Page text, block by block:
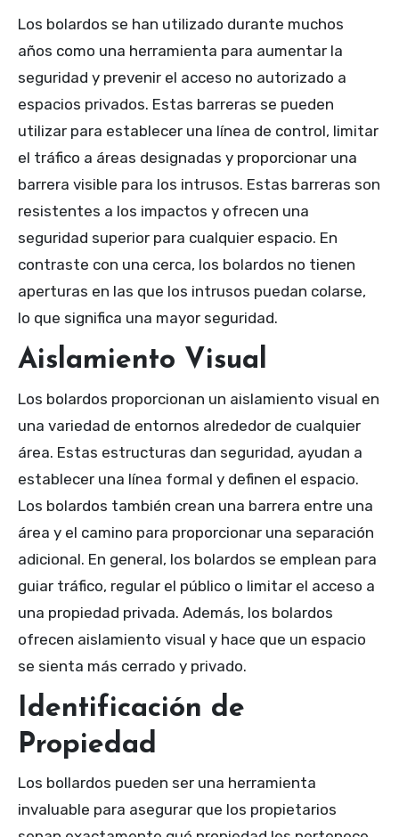
Los bolardos se han utilizado durante muchos
años como una herramienta para aumentar la
seguridad y prevenir el acceso no autorizado a
espacios privados. Estas barreras se pueden
utilizar para establecer una línea de control, limitar
el tráfico a áreas designadas y proporcionar una
barrera visible para los intrusos. Estas barreras son
resistentes a los impactos y ofrecen una
seguridad superior para cualquier espacio. En
contraste con una cerca, los bolardos no tienen
aperturas en las que los intrusos puedan colarse,
lo que significa una mayor seguridad.
Aislamiento Visual
Los bolardos proporcionan un aislamiento visual en
una variedad de entornos alrededor de cualquier
área. Estas estructuras dan seguridad, ayudan a
establecer una línea formal y definen el espacio.
Los bolardos también crean una barrera entre una
área y el camino para proporcionar una separación
adicional. En general, los bolardos se emplean para
guiar tráfico, regular el público o limitar el acceso a
una propiedad privada. Además, los bolardos
ofrecen aislamiento visual y hace que un espacio
se sienta más cerrado y privado.
Identificación de
Propiedad
Los bollardos pueden ser una herramienta
invaluable para asegurar que los propietarios